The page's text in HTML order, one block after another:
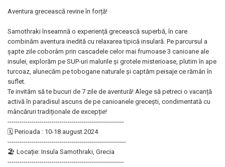
Aventura grecească revine în forță!
Samothraki înseamnă o experiență grecească superbă, în care
combinăm aventura inedită cu relaxarea tipică insulară. Pe parcursul a
șapte zile coborâm prin cascadele celor mai frumoase 3 canioane ale
insulei, explorăm pe SUP-uri malurile și grotele misterioase, plutim în ape
turcoaz, alunecăm pe tobogane naturale și captăm peisaje ce rămân în
suflet.
Te invităm să te bucuri de 7 zile de aventură! Alege să petreci o vacanță
activă în paradisul ascuns de pe canioanele grecești, condimentată cu
mâncăruri tradiționale de excepție!
----------------------------------------------------------
🗓 Perioada : 10-18 august 2024
-----------------------------------------------------------
🏖 Locație: Insula Samothraki, Grecia
----------------------------------------------------------